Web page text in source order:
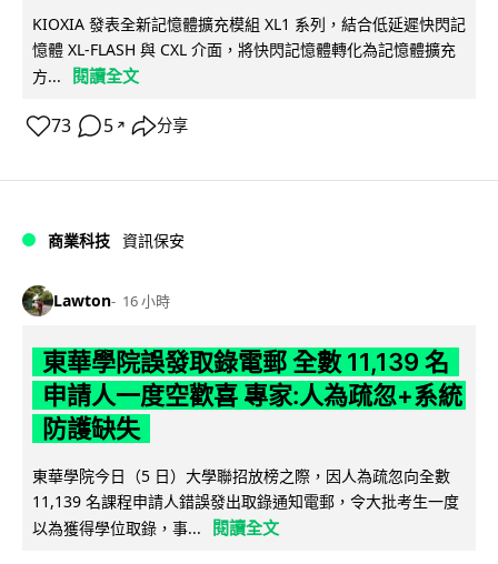
KIOXIA 發表全新記憶體擴充模組 XL1 系列，結合低延遲快閃記
憶體 XL-FLASH 與 CXL 介面，將快閃記憶體轉化為記憶體擴充
方...
閱讀全文
73 5 ↗ 分享
商業科技 資訊保安
Lawton 16 小時
東華學院誤發取錄電郵 全數 11,139 名
申請人一度空歡喜 專家:人為疏忽+系統
防護缺失
東華學院今日（5 日）大學聯招放榜之際，因人為疏忽向全數
11,139 名課程申請人錯誤發出取錄通知電郵，令大批考生一度
以為獲得學位取錄，事...
閱讀全文